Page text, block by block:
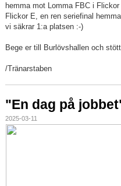
hemma mot Lomma FBC i
Flickor E, en ren seriefinal
vi säkrar 1:a platsen :-)
Bege er till Burlövshallen och
/Tränarstaben
"En dag på
2025-03-11